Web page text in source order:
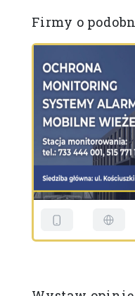
Firmy o
L
I
DER
BRAN